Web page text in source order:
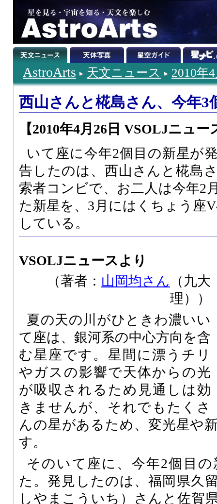
AstroArts 天文ニュース 2010年
西山さんと椛島さん、今年3
【2010年4月26日 VSOLJニュー
いて座に今年2個目の新星が
告したのは、西山さんと椛島
索者コンビで、お二人は今年2
た新星を、3月にはくちょう座
している。
VSOLJニュースより
（著者： 山岡均さん （九大
理））
夏の天の川がひときわ濃いい
て座は、銀河系の中心方向を含
む星座です。星間に漂うチリ
やガスの影響で天体からの光
が吸収されるため見通しは効
きませんが、それでもたくさ
んの星があるため、変光星や
す。
そのいて座に、今年2個目
た。発見したのは、福岡県久
しやまこういち）さんと佐賀